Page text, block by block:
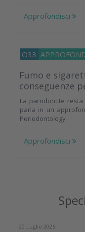
Approfondisci
O33
Fumo e
conseguenze
La parodontite
parla in un
Periodontology
Approfondisci
20 Luglio 2026